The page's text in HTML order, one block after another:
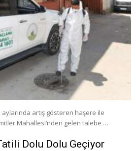
artış gösteren haşere ile
Mahallesi’nden gelen talebe …
Dolu Dolu Geçiyor